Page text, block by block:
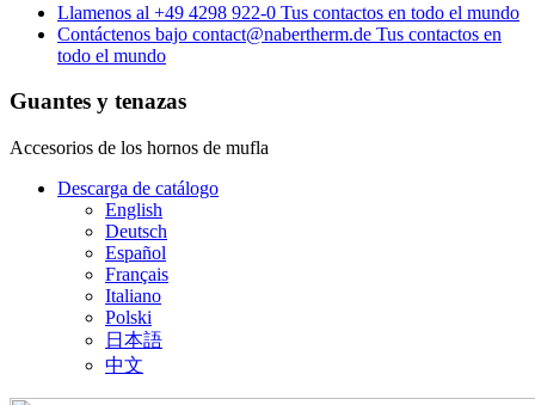
Llamenos al +49 4298 922-0 Tus contactos en todo el mundo
Contáctenos bajo contact@nabertherm.de Tus contactos en
todo el mundo
Guantes y tenazas
Accesorios de los hornos de mufla
Descarga de catálogo
English
Deutsch
Español
Français
Italiano
Polski
日本語
中文